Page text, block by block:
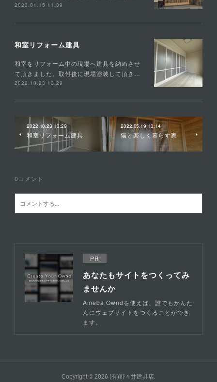
2023.01.15 11:39
和室リフォーム建具
和室をリフォーム中の現場へ建具を納めさせ
て頂きました。取付後に現場塗装して頂き…
2022.10.23 13:29
2022.10.23 13:29
和室リフォーム建具
2022.05.19 13:14
猫と楽しく暮らす家
0 コメント
PR
あなたもサイトをつくってみ
ませんか
Ameba Owndを使えば、誰でもかんた
んにウェブサイトをつくることができ
ます。
Copyright © 2026 (有)野々井建具店.